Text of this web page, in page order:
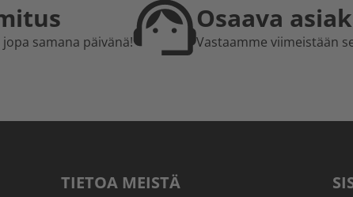
samana päivänä!
Osaava
Vastaamme viimeistään
TIETOA MEISTÄ